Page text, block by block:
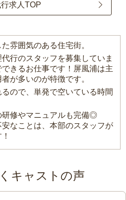
求人TOP
雰囲気のある住宅街。
行のスタッフを募集していま
きるお仕事です！屏風浦は主
が多いのが特徴です。
ので、単発で空いている時間
研修やマニュアルも完備◎
なことは、本部のスタッフが
キャストの声